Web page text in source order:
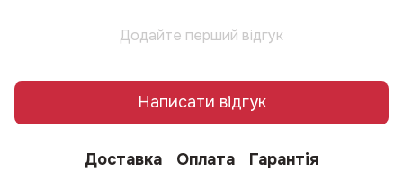
Додайте перший відгук
Написати відгук
Доставка Оплата Гарантія